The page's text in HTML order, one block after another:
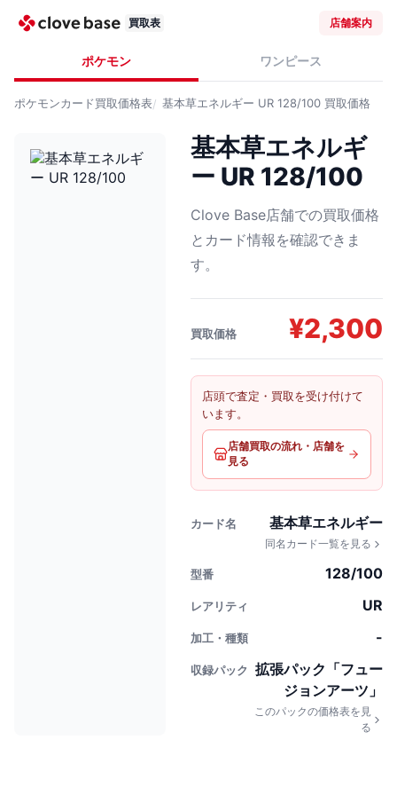
買取表 店舗案内
ポケモン ワンピース
ポケモンカード買取価格表 基本草エネルギー UR 128/100 買取価格
基本草エネルギ
ー UR 128/100
Clove Base店舗での買取価格
とカード情報を確認できま
す。
買取価格 ¥2,300
店頭で査定・買取を受け付けて
います。
店舗買取の流れ・店舗を
見る
カード名 基本草エネルギー
同名カード一覧を見る
型番 128/100
レアリティ UR
加工・種類 -
収録パック
拡張パック「フュー
ジョンアーツ」
このパックの価格表を見
る